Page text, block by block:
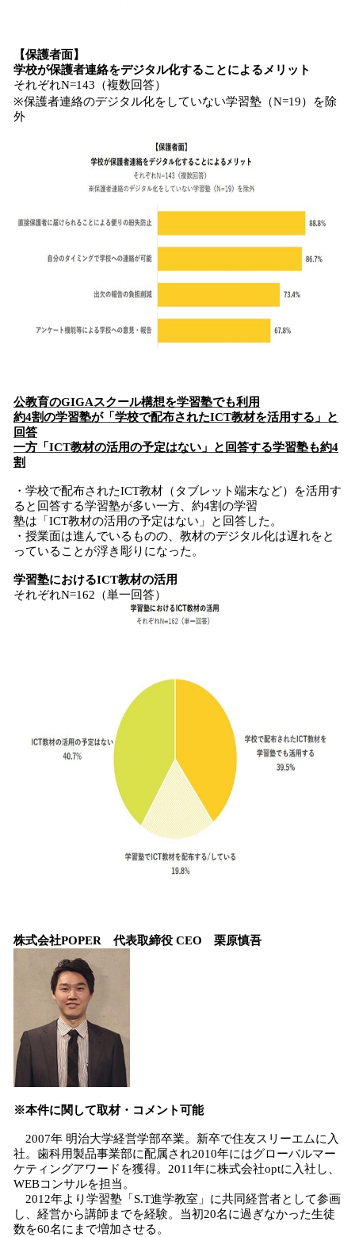
【保護者面】
学校が保護者連絡をデジタル化することによるメリット
それぞれN=143（複数回答）
※保護者連絡のデジタル化をしていない学習塾（N=19）を除
外
公教育のGIGAスクール構想を学習塾でも利用
約4割の学習塾が「学校で配布されたICT教材を活用する」と
回答
一方「ICT教材の活用の予定はない」と回答する学習塾も約4
割
・学校で配布されたICT教材（タブレット端末など）を活用す
ると回答する学習塾が多い一方、約4割の学習
塾は「ICT教材の活用の予定はない」と回答した。
・授業面は進んでいるものの、教材のデジタル化は遅れをと
っていることが浮き彫りになった。
学習塾におけるICT教材の活用
それぞれN=162（単一回答）
株式会社POPER 代表取締役 CEO 栗原慎吾
※本件に関して取材・コメント可能
2007年 明治大学経営学部卒業。新卒で住友スリーエムに入
社。歯科用製品事業部に配属され2010年にはグローバルマー
ケティングアワードを獲得。2011年に株式会社optに入社し、
WEBコンサルを担当。
2012年より学習塾「S.T進学教室」に共同経営者として参画
し、経営から講師までを経験。当初20名に過ぎなかった生徒
数を60名にまで増加させる。